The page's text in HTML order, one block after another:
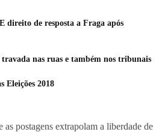
direito de resposta a Fraga após
nas ruas e também nos tribunais
Eleições 2018
postagens extrapolam a liberdade de